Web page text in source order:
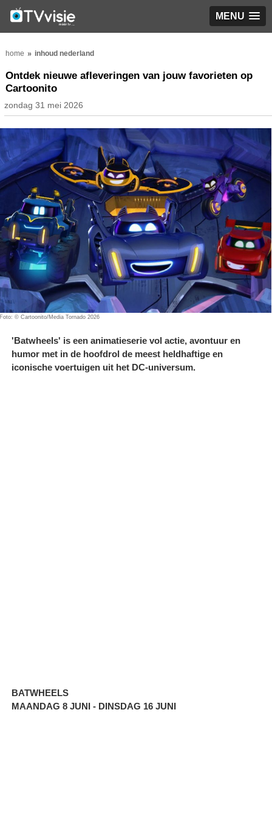
MENU
home inhoud nederland
Ontdek nieuwe afleveringen van jouw favorieten op
Cartoonito
zondag 31 mei 2026
Foto: © Cartoonito/Media Tornado 2026
'Batwheels' is een animatieserie vol actie, avontuur en
humor met in de hoofdrol de meest heldhaftige en
iconische voertuigen uit het DC-universum.
BATWHEELS
MAANDAG 8 JUNI - DINSDAG 16 JUNI